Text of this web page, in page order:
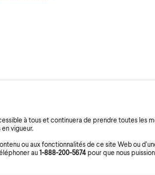
à tous et continuera de prendre toutes les
en vigueur.
ou aux fonctionnalités de ce site Web ou
au1-888-200-5674 pour que nous